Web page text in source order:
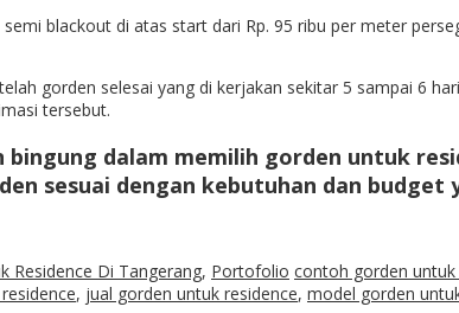
blackout di atas start dari Rp. 95 ribu per meter
gorden selesai yang di kerjakan sekitar 5 sampai 6
tersebut.
bingung dalam memilih gorden untuk
sesuai dengan kebutuhan dan budget
Residence Di Tangerang, Portofolio contoh gorden untuk
, jual gorden untuk residence, model gorden